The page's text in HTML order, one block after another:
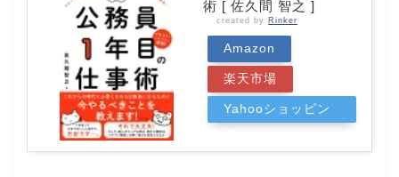
術 [ 佐久間 智之 ]
created by Rinker
Amazon
楽天市場
Yahooショッピン